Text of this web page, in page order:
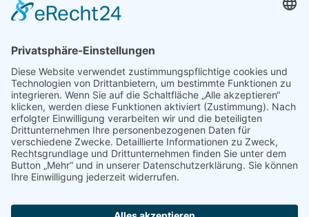
Dogs and More
Tel. +49 89-215 36 437
info@magnussonpetfood.de
Tel. +43 676 39 11 127
info@magnussonpetfood.at
Partner
Presse Login